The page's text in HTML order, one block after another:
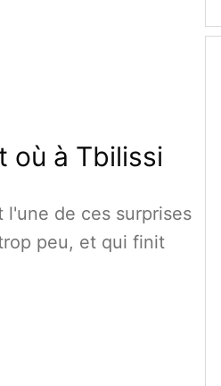
où à Tbilissi
l'une de ces surprises
peu, et qui finit